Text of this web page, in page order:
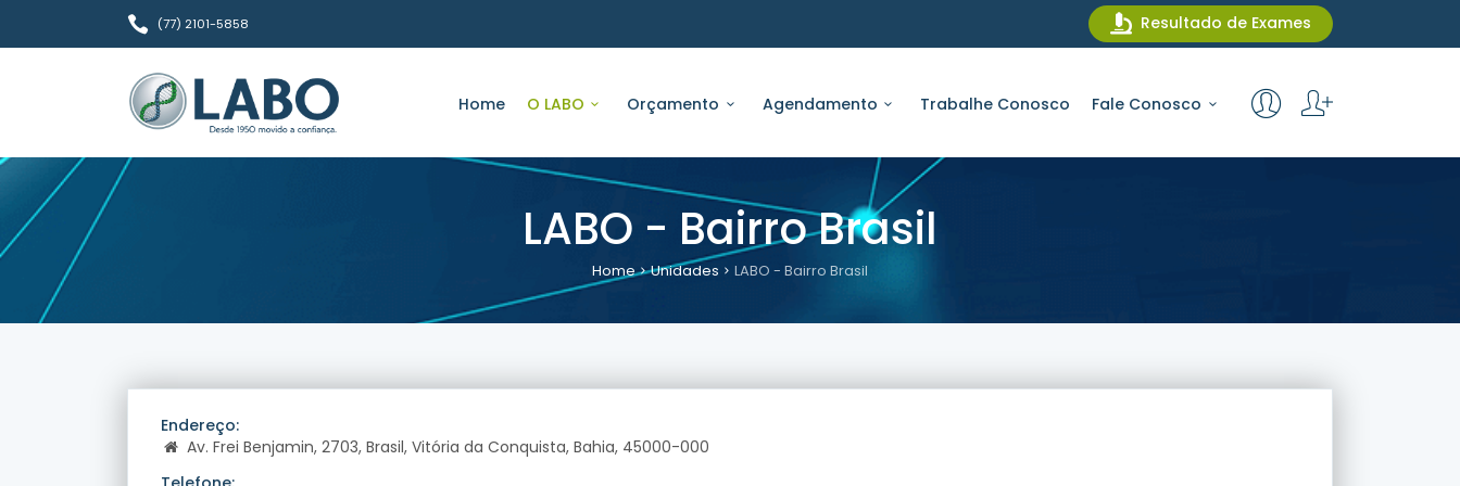
(77) 2101-5858 Resultado de Exames
Home O LABO Orçamento Agendamento Trabalhe Conosco Fale Conosco
LABO - Bairro Brasil
Home Unidades LABO - Bairro Brasil
Endereço:
Av. Frei Benjamin, 2703, Brasil, Vitória da Conquista, Bahia, 45000-000